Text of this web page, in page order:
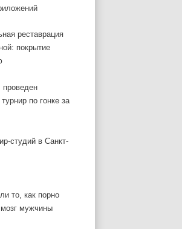
реставрация
покрытие
по гонке за
студий в Санкт-
то, как порно
мужчины